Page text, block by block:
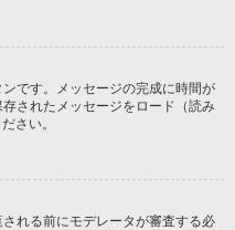
です。メッセージの完成に時間が
されたメッセージをロード（読み
さい。
れる前にモデレータが審査する必